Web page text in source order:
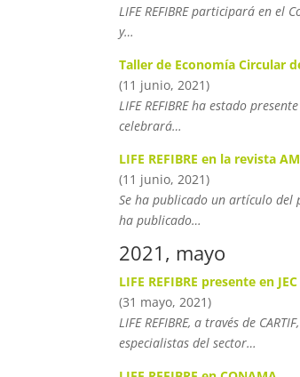
LIFE REFIBRE participará en
y…
Taller de Economía Circular
(11 junio, 2021)
LIFE REFIBRE ha estado
celebrará…
LIFE REFIBRE en la revista
(11 junio, 2021)
Se ha publicado un artículo del
ha publicado…
2021, mayo
LIFE REFIBRE presente en
(31 mayo, 2021)
LIFE REFIBRE, a través de
especialistas del sector…